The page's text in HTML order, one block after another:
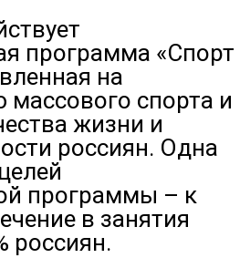
программа «Спорт
на
массового спорта и
жизни и
россиян. Одна
программы – к
в занятия
россиян.